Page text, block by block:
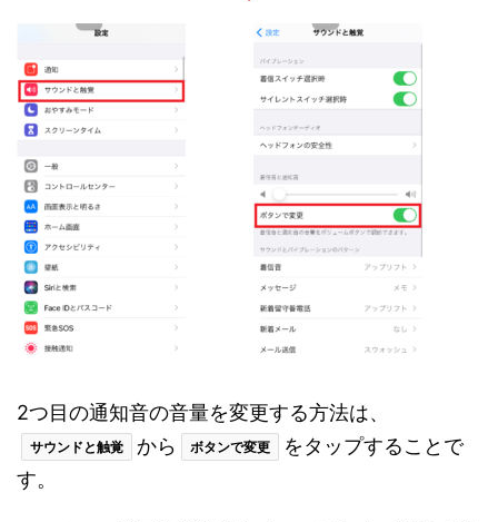
2つ目の通知音の音量を変更する方法は、
サウンドと触覚 から ボタンで変更
をタップすることで
す。